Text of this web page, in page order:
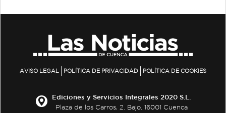
AVISO LEGAL POLÍTICA DE PRIVACIDAD POLÍTICA DE COOKIES
Ediciones y Servicios Integrales 2020 S.L.
Plaza de los Carros, 2. Bajo. 16001 Cuenca